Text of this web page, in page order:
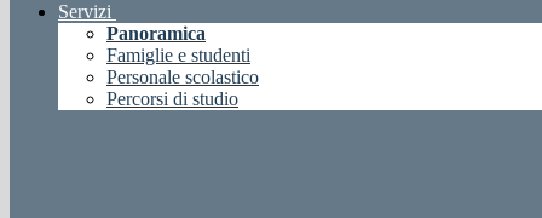
Servizi
Panoramica
Famiglie e studenti
Personale scolastico
Percorsi di studio